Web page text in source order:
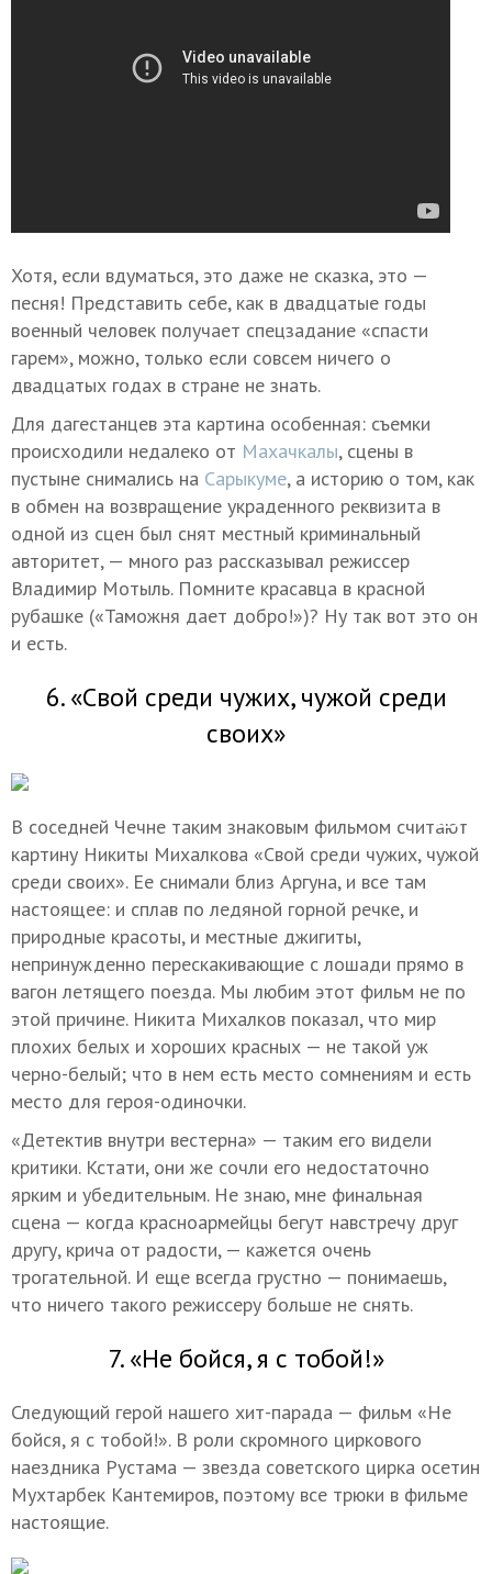
Хотя, если вдуматься, это даже не сказка, это —
песня! Представить себе, как в двадцатые годы
военный человек получает спецзадание «спасти
гарем», можно, только если совсем ничего о
двадцатых годах в стране не знать.
Для дагестанцев эта картина особенная: съемки
происходили недалеко от Махачкалы, сцены в
пустыне снимались на Сарыкуме, а историю о том, как
в обмен на возвращение украденного реквизита в
одной из сцен был снят местный криминальный
авторитет, — много раз рассказывал режиссер
Владимир Мотыль. Помните красавца в красной
рубашке («Таможня дает добро!»)? Ну так вот это он
и есть.
6. «Свой среди чужих, чужой среди
своих»
В соседней Чечне таким знаковым фильмом считают
картину Никиты Михалкова «Свой среди чужих, чужой
среди своих». Ее снимали близ Аргуна, и все там
настоящее: и сплав по ледяной горной речке, и
природные красоты, и местные джигиты,
непринужденно перескакивающие с лошади прямо в
вагон летящего поезда. Мы любим этот фильм не по
этой причине. Никита Михалков показал, что мир
плохих белых и хороших красных — не такой уж
черно-белый; что в нем есть место сомнениям и есть
место для героя-одиночки.
«Детектив внутри вестерна» — таким его видели
критики. Кстати, они же сочли его недостаточно
ярким и убедительным. Не знаю, мне финальная
сцена — когда красноармейцы бегут навстречу друг
другу, крича от радости, — кажется очень
трогательной. И еще всегда грустно — понимаешь,
что ничего такого режиссеру больше не снять.
7. «Не бойся, я с тобой!»
Следующий герой нашего хит-парада — фильм «Не
бойся, я с тобой!». В роли скромного циркового
наездника Рустама — звезда советского цирка осетин
Мухтарбек Кантемиров, поэтому все трюки в фильме
настоящие.